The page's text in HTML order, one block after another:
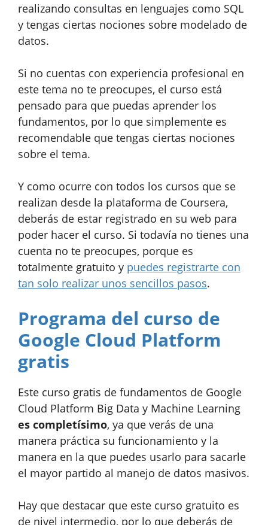
realizando consultas en lenguajes como SQL
y tengas ciertas nociones sobre modelado de
datos.
Si no cuentas con experiencia profesional en
este tema no te preocupes, el curso está
pensado para que puedas aprender los
fundamentos, por lo que simplemente es
recomendable que tengas ciertas nociones
sobre el tema.
Y como ocurre con todos los cursos que se
realizan desde la plataforma de Coursera,
deberás de estar registrado en su web para
poder hacer el curso. Si todavía no tienes una
cuenta no te preocupes, porque es
totalmente gratuito y puedes registrarte con
tan solo realizar unos sencillos pasos.
Programa del curso de
Google Cloud Platform
gratis
Este curso gratis de fundamentos de Google
Cloud Platform Big Data y Machine Learning
es completísimo, ya que verás de una
manera práctica su funcionamiento y la
manera en la que puedes usarlo para sacarle
el mayor partido al manejo de datos masivos.
Hay que destacar que este curso gratuito es
de nivel intermedio, por lo que deberás de